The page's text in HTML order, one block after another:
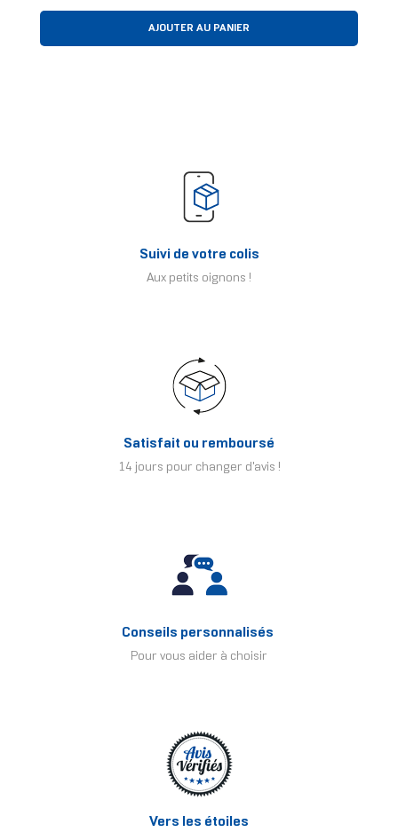
AJOUTER AU PANIER
Suivi de votre colis
Aux petits oignons !
Satisfait ou remboursé
14 jours pour changer d'avis !
Conseils personnalisés
Pour vous aider à choisir
Vers les étoiles